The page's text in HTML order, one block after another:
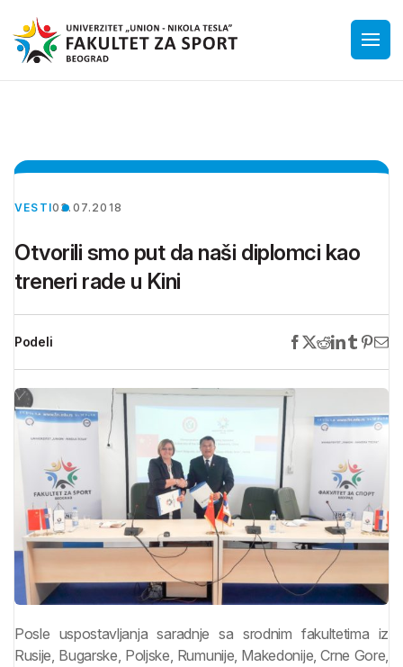
VESTI03.07.2018
Otvorili smo put da naši diplomci kao
treneri rade u Kini
Podeli
Posle uspostavljanja saradnje sa srodnim fakultetima iz
Rusije, Bugarske, Poljske, Rumunije, Makedonije, Crne Gore,